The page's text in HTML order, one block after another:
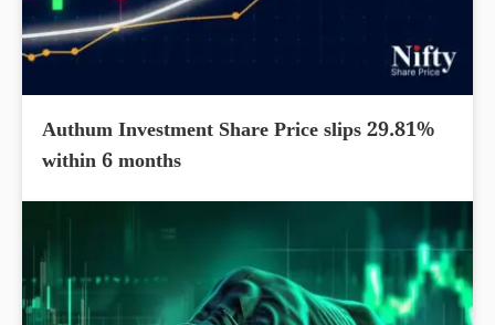
Authum Investment Share Price slips 29.81%
within 6 months